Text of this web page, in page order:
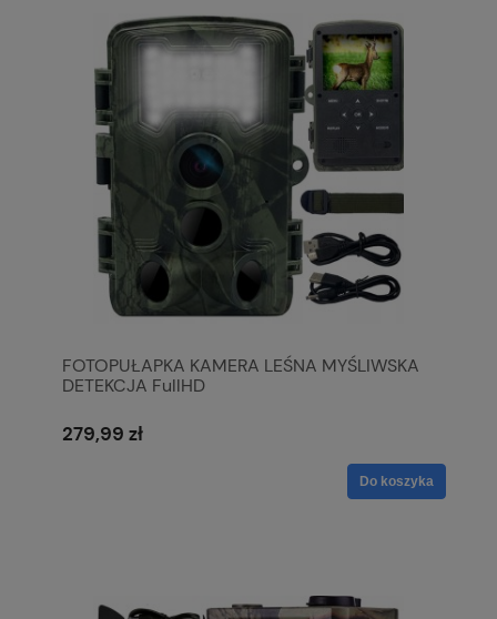
FOTOPUŁAPKA KAMERA LEŚNA MYŚLIWSKA
DETEKCJA FullHD
279,99 zł
Do koszyka